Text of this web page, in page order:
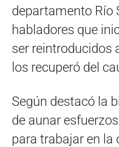
departamento Río
habladores que
ser reintroducidos
los recuperó del
Según destacó la
de aunar
para trabajar en la